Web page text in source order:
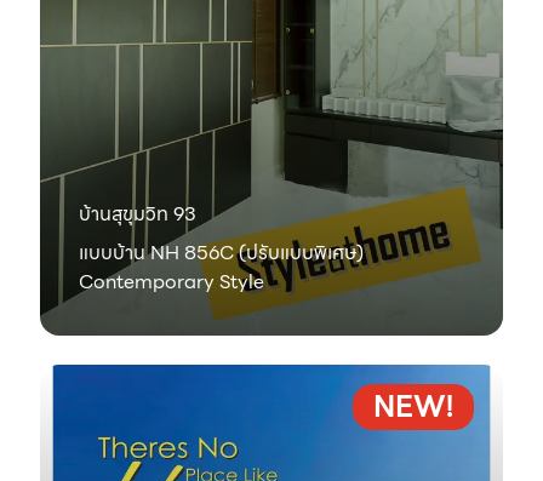
บ้านสุขุมวิท 93
แบบบ้าน NH 856C (ปรับแบบพิเศษ)
Contemporary Style
NEW!